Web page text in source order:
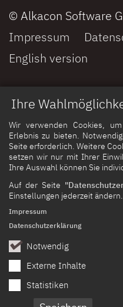
Ihre
Wir verwenden Cookies,
Erlebnis zu bieten.
Seite erforderlich. Weitere
setzen wir nur mit Ihrer
Ihre Auswahl können Sie
Auf der Seite
Einstellungen jederzeit ändern.
Notwendig
Externe Inhalte
Statistiken
Impressum
Datenschutzerklärung
© Alkacon Software
Impressum
English version